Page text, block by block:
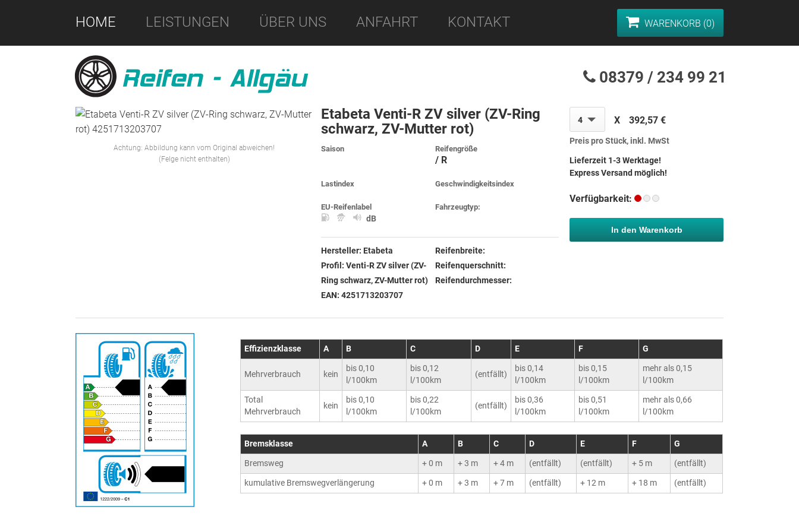
HOME LEISTUNGEN ÜBER UNS ANFAHRT KONTAKT WARENKORB (0)
08379 / 234 99 21
Achtung: Abbildung kann vom Original abweichen!
(Felge nicht enthalten)
Etabeta Venti-R ZV silver (ZV-Ring
schwarz, ZV-Mutter rot)
Saison Reifengröße
/ R
Lastindex Geschwindigkeitsindex
EU-Reifenlabel
dB
Fahrzeugtyp:
Hersteller: Etabeta
Profil:Venti-R ZV silver (ZV-
Ring schwarz, ZV-Mutter rot)
EAN:4251713203707
Reifenbreite:
Reifenquerschnitt:
Reifendurchmesser:
4 X 392,57 €
Preis pro Stück, inkl. MwSt
Lieferzeit 1-3 Werktage!
Express Versand möglich!
Verfügbarkeit:
In den Warenkorb
Effizienzklasse A B C D E F G
Mehrverbrauch kein
bis 0,10
l/100km
bis 0,12
l/100km
(entfällt)
bis 0,14
l/100km
bis 0,15
l/100km
mehr als 0,15
l/100km
Total
Mehrverbrauch
kein
bis 0,10
l/100km
bis 0,22
l/100km
(entfällt)
bis 0,36
l/100km
bis 0,51
l/100km
mehr als 0,66
l/100km
Bremsklasse A B C D E F
G
Bremsweg
+ 0 m + 3 m + 4 m (entfällt) (entfällt) + 5 m
(entfällt)
kumulative Bremswegverlängerung
+ 0 m + 3 m + 7 m (entfällt) + 12 m + 18 m (entfällt)